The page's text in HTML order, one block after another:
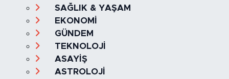
SAĞLIK & YAŞAM
EKONOMİ
GÜNDEM
TEKNOLOJİ
ASAYİŞ
ASTROLOJİ